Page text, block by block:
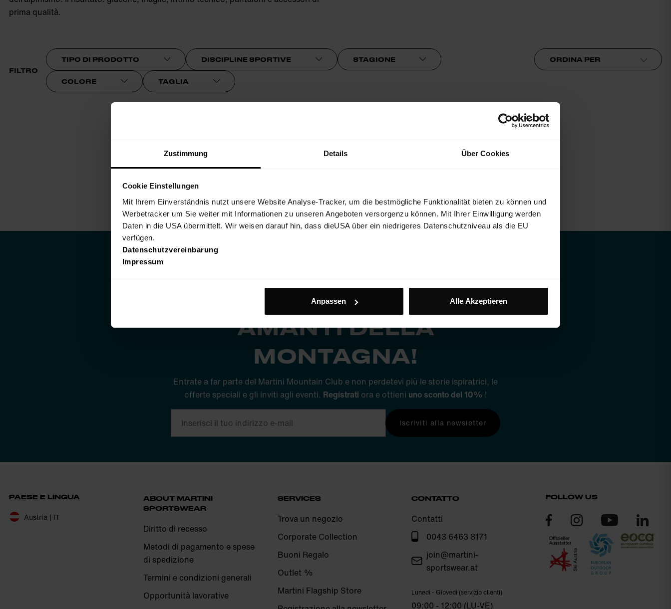
Zustimmung Details Über Cookies
Cookie Einstellungen
Mit Ihrem Einverständnis nutzt unsere Website Analyse-Tracker, um die bestmögliche Funktionalität bieten zu können und
Werbetracker um Sie weiter mit Informationen zu unseren Angeboten versorgenzu können. Mit Ihrer Einwilligung werden
Daten in die USA übermittelt. Wir weisen darauf hin, dass dieUSA über ein niedrigeres Datenschutzniveau als die EU
verfügen.
Datenschutzvereinbarung
Impressum
Anpassen Alle Akzeptieren
prima qualità.
FILTRO
TIPO DI PRODOTTO DISCIPLINE SPORTIVE STAGIONE
COLORE TAGLIA
Ordina per
ESCLUSIVI PER GLI
AMANTI DELLA
MONTAGNA!
Entrate a far parte del Martini Mountain Club e non perdetevi più le storie ispiratrici, le
offerte speciali e gli inviti agli eventi. Registrati ora e ottieni uno sconto del 10% !
Iscriviti alla newsletter
PAESE E LINGUA
Austria | IT
ABOUT MARTINI
SPORTSWEAR
Diritto di recesso
Metodi di pagamento e spese
di spedizione
Termini e condizioni generali
Opportunità lavorative
SERVICES
Trova un negozio
Corporate Collection
Buoni Regalo
Outlet %
Martini Flagship Store
CONTATTO
Contatti
0043 6463 8171
join@martini-
sportswear.at
Lunedì - Giovedì (servizio clienti)
09:00 - 12:00 (LU-VE)
FOLLOW US